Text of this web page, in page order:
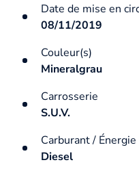
Date de mise en
08/11/2019
Couleur(s)
Mineralgrau
Carrosserie
S.U.V.
Carburant / Énergie
Diesel